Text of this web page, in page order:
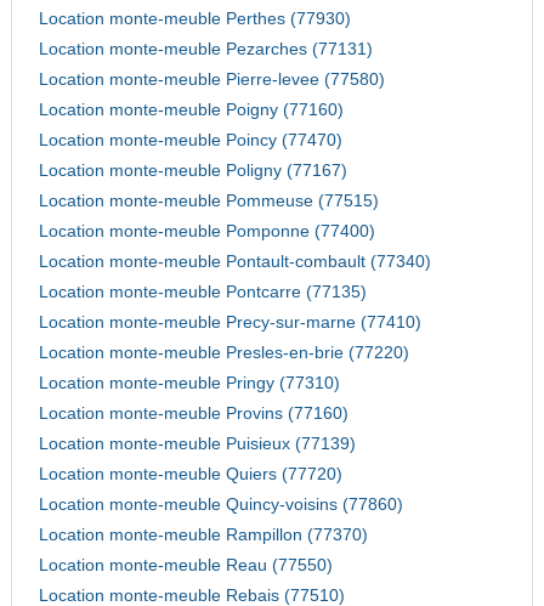
Location monte-meuble Perthes (77930)
Location monte-meuble Pezarches (77131)
Location monte-meuble Pierre-levee (77580)
Location monte-meuble Poigny (77160)
Location monte-meuble Poincy (77470)
Location monte-meuble Poligny (77167)
Location monte-meuble Pommeuse (77515)
Location monte-meuble Pomponne (77400)
Location monte-meuble Pontault-combault (77340)
Location monte-meuble Pontcarre (77135)
Location monte-meuble Precy-sur-marne (77410)
Location monte-meuble Presles-en-brie (77220)
Location monte-meuble Pringy (77310)
Location monte-meuble Provins (77160)
Location monte-meuble Puisieux (77139)
Location monte-meuble Quiers (77720)
Location monte-meuble Quincy-voisins (77860)
Location monte-meuble Rampillon (77370)
Location monte-meuble Reau (77550)
Location monte-meuble Rebais (77510)